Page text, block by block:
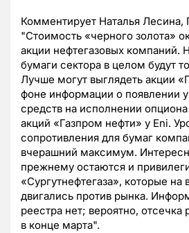
Комментирует Наталья
"Стоимость «черного золота»
акции нефтегазовых компаний.
бумаги сектора в целом будут
Лучше могут выглядеть акции
фоне информации о появлении
средств на исполнении
акций «Газпром нефти» у Eni.
сопротивления для бумаг
вчерашний максимум.
прежнему остаются и
«Сургутнефтегаза», которые
двигались против рынка.
реестра нет; вероятно, отсечка
в конце марта".